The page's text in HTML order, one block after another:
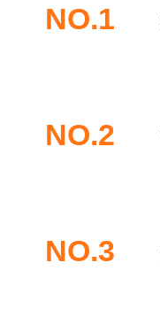
NO.1
NO.2
NO.3